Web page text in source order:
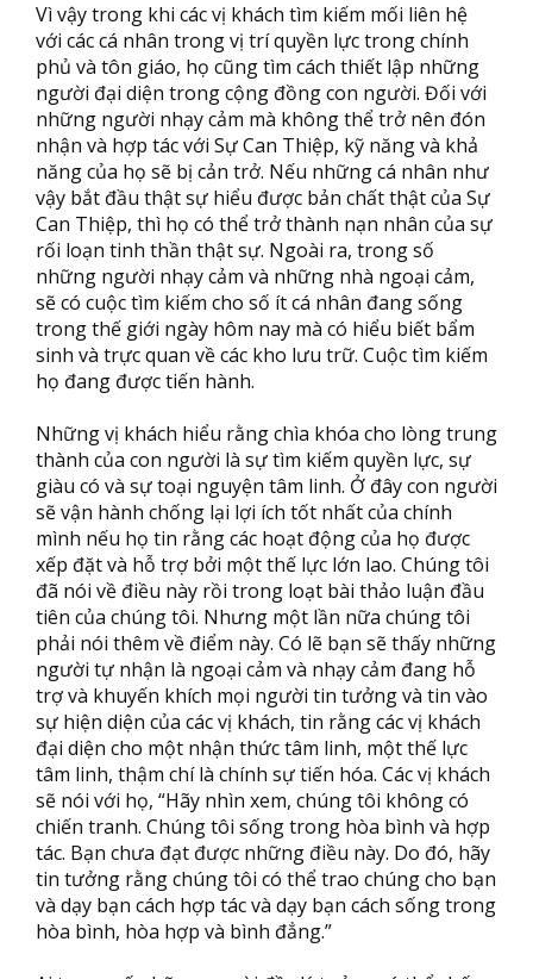
Vì vậy trong khi các vị khách tìm kiếm mối liên hệ
với các cá nhân trong vị trí quyền lực trong chính
phủ và tôn giáo, họ cũng tìm cách thiết lập những
người đại diện trong cộng đồng con người. Đối với
những người nhạy cảm mà không thể trở nên đón
nhận và hợp tác với Sự Can Thiệp, kỹ năng và khả
năng của họ sẽ bị cản trở. Nếu những cá nhân như
vậy bắt đầu thật sự hiểu được bản chất thật của Sự
Can Thiệp, thì họ có thể trở thành nạn nhân của sự
rối loạn tinh thần thật sự. Ngoài ra, trong số
những người nhạy cảm và những nhà ngoại cảm,
sẽ có cuộc tìm kiếm cho số ít cá nhân đang sống
trong thế giới ngày hôm nay mà có hiểu biết bẩm
sinh và trực quan về các kho lưu trữ. Cuộc tìm kiếm
họ đang được tiến hành.
Những vị khách hiểu rằng chìa khóa cho lòng trung
thành của con người là sự tìm kiếm quyền lực, sự
giàu có và sự toại nguyện tâm linh. Ở đây con người
sẽ vận hành chống lại lợi ích tốt nhất của chính
mình nếu họ tin rằng các hoạt động của họ được
xếp đặt và hỗ trợ bởi một thế lực lớn lao. Chúng tôi
đã nói về điều này rồi trong loạt bài thảo luận đầu
tiên của chúng tôi. Nhưng một lần nữa chúng tôi
phải nói thêm về điểm này. Có lẽ bạn sẽ thấy những
người tự nhận là ngoại cảm và nhạy cảm đang hỗ
trợ và khuyến khích mọi người tin tưởng và tin vào
sự hiện diện của các vị khách, tin rằng các vị khách
đại diện cho một nhận thức tâm linh, một thế lực
tâm linh, thậm chí là chính sự tiến hóa. Các vị khách
sẽ nói với họ, “Hãy nhìn xem, chúng tôi không có
chiến tranh. Chúng tôi sống trong hòa bình và hợp
tác. Bạn chưa đạt được những điều này. Do đó, hãy
tin tưởng rằng chúng tôi có thể trao chúng cho bạn
và dạy bạn cách hợp tác và dạy bạn cách sống trong
hòa bình, hòa hợp và bình đẳng.”